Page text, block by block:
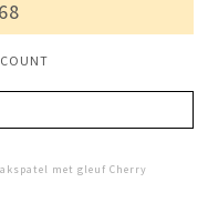
met gleuf Cherry